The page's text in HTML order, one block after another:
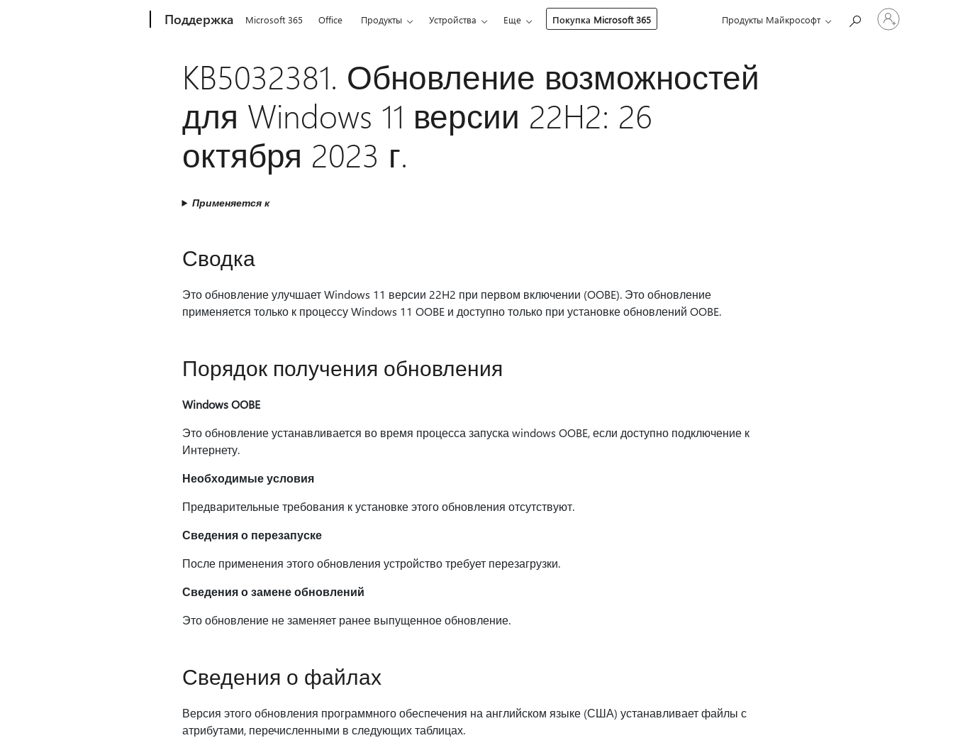
Поддержка Microsoft 365 Office Продукты Устройства Еще Покупка Microsoft 365 Продукты Майкрософт
Войдите
учетную
KB5032381. Обновление возможностей
для Windows 11 версии 22H2: 26
октября 2023 г.
Применяется к
Сводка
Это обновление улучшает Windows 11 версии 22H2 при первом включении (OOBE). Это обновление
применяется только к процессу Windows 11 OOBE и доступно только при установке обновлений OOBE.
Порядок получения обновления
Windows OOBE
Это обновление устанавливается во время процесса запуска windows OOBE, если доступно подключение к
Интернету.
Необходимые условия
Предварительные требования к установке этого обновления отсутствуют.
Сведения о перезапуске
После применения этого обновления устройство требует перезагрузки.
Сведения о замене обновлений
Это обновление не заменяет ранее выпущенное обновление.
Сведения о файлах
Версия этого обновления программного обеспечения на английском языке (США) устанавливает файлы с
атрибутами, перечисленными в следующих таблицах.